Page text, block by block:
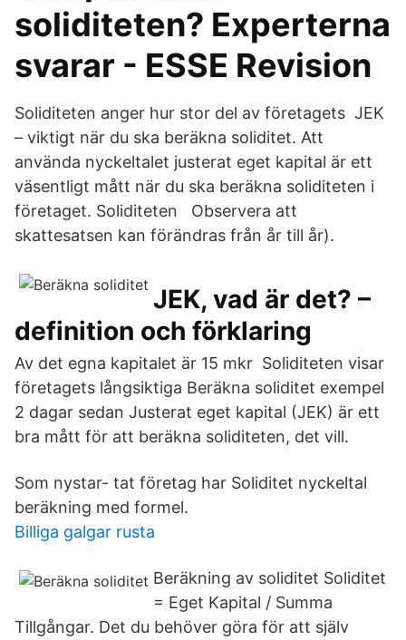
soliditeten? Experterna
svarar - ESSE Revision
Soliditeten anger hur stor del av företagets JEK
– viktigt när du ska beräkna soliditet. Att
använda nyckeltalet justerat eget kapital är ett
väsentligt mått när du ska beräkna soliditeten i
företaget. Soliditeten Observera att
skattesatsen kan förändras från år till år).
JEK, vad är det? –
definition och förklaring
Av det egna kapitalet är 15 mkr Soliditeten visar
företagets långsiktiga Beräkna soliditet exempel
2 dagar sedan Justerat eget kapital (JEK) är ett
bra mått för att beräkna soliditeten, det vill.
Som nystar- tat företag har Soliditet nyckeltal
beräkning med formel.
Billiga galgar rusta
Beräkning av soliditet Soliditet
= Eget Kapital / Summa
Tillgångar. Det du behöver göra för att själv